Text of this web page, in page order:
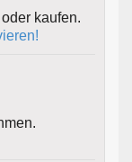
kaufen.